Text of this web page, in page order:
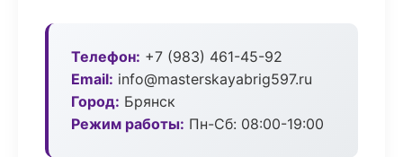
Телефон: +7 (983) 461-45-92
Email: info@masterskayabrig597.ru
Город: Брянск
Режим работы: Пн-Сб: 08:00-19:00